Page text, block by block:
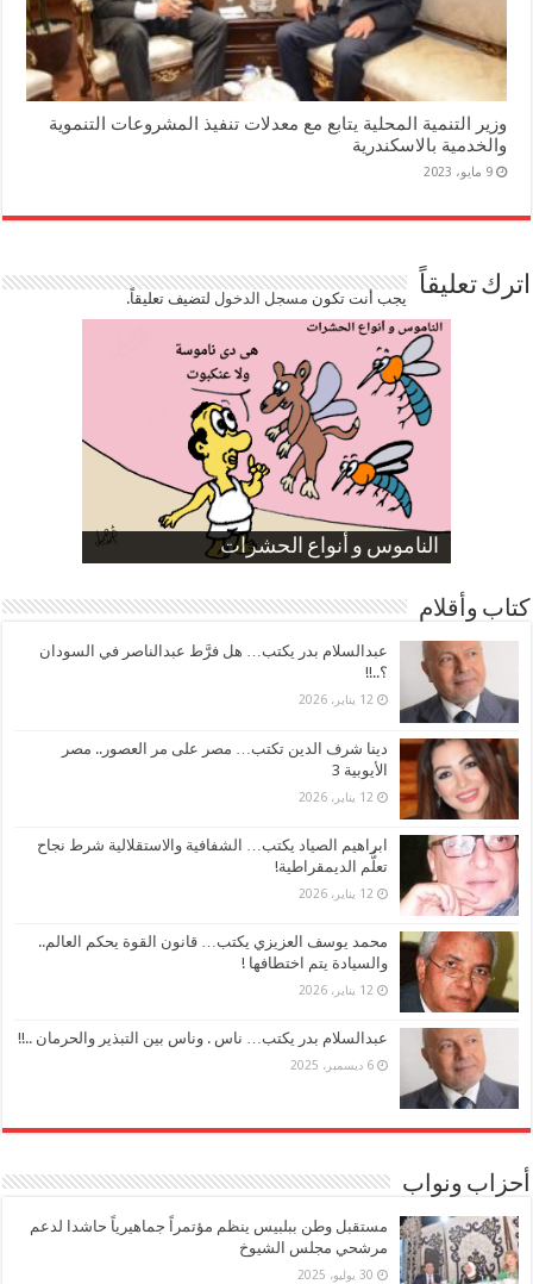
وزير التنمية المحلية يتابع مع معدلات تنفيذ المشروعات التنموية
والخدمية بالاسكندرية
9 مايو، 2023
اترك تعليقاً يجب أنت تكون مسجل الدخوللتضيف تعليقاً.
الناموس و أنواع الحشرات
الموظفين بعد ارتفاع الأسعار
ارتفاع نسبة الطلاق في مصر
صورة كاركاتيرية
صورة كاركاتيرية
كتاب وأقلام
عبدالسلام بدر يكتب… هل فرَّط عبدالناصر في السودان
؟..!!
12 يناير، 2026
دينا شرف الدين تكتب… مصر على مر العصور.. مصر
الأيوبية 3
12 يناير، 2026
ابراهيم الصياد يكتب… الشفافية والاستقلالية شرط نجاح
تعلُّم الديمقراطية!
12 يناير، 2026
محمد يوسف العزيزي يكتب… قانون القوة يحكم العالم..
والسيادة يتم اختطافها !
12 يناير، 2026
عبدالسلام بدر يكتب… ناس . وناس بين التبذير والحرمان ..!!
6 ديسمبر، 2025
أحزاب ونواب
مستقبل وطن ببلبيس ينظم مؤتمراً جماهيرياً حاشدا لدعم
مرشحي مجلس الشيوخ
30 يوليو، 2025